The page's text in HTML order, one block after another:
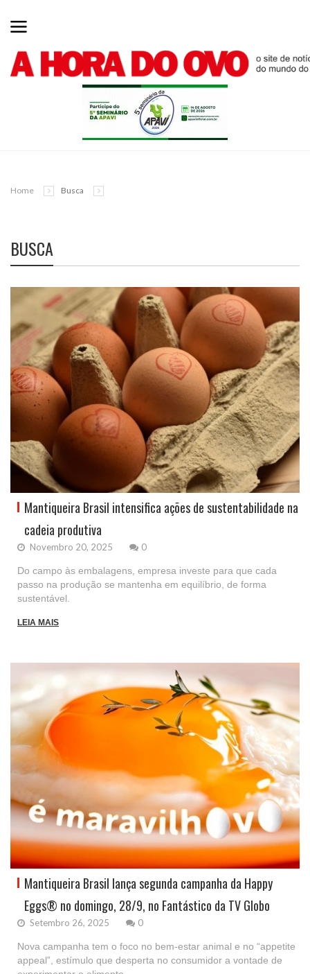
Home Busca
BUSCA
Mantiqueira Brasil intensifica ações de sustentabilidade na
cadeia produtiva
Novembro 20, 2025 0
Do campo às embalagens, empresa investe para que cada
passo na produção se mantenha em equilíbrio, de forma
sustentável.
LEIA MAIS
Mantiqueira Brasil lança segunda campanha da Happy
Eggs® no domingo, 28/9, no Fantástico da TV Globo
Setembro 26, 2025 0
Nova campanha tem o foco no bem-estar animal e no “appetite
appeal”, estímulo que desperta no consumidor a vontade de